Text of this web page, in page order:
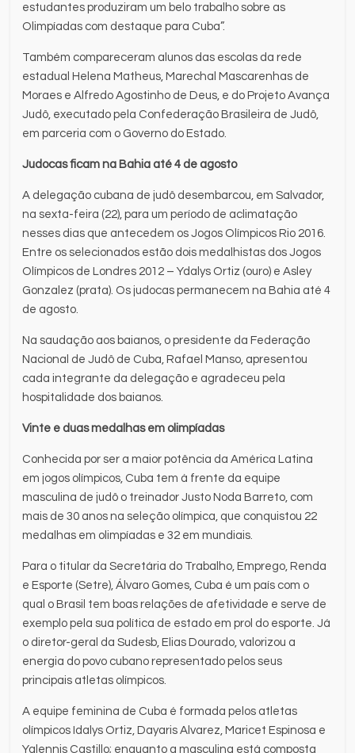
estudantes produziram um belo trabalho sobre as
Olimpíadas com destaque para Cuba”.
Também compareceram alunos das escolas da rede
estadual Helena Matheus, Marechal Mascarenhas de
Moraes e Alfredo Agostinho de Deus, e do Projeto Avança
Judô, executado pela Confederação Brasileira de Judô,
em parceria com o Governo do Estado.
Judocas ficam na Bahia até 4 de agosto
A delegação cubana de judô desembarcou, em Salvador,
na sexta-feira (22), para um período de aclimatação
nesses dias que antecedem os Jogos Olímpicos Rio 2016.
Entre os selecionados estão dois medalhistas dos Jogos
Olímpicos de Londres 2012 – Ydalys Ortiz (ouro) e Asley
Gonzalez (prata). Os judocas permanecem na Bahia até 4
de agosto.
Na saudação aos baianos, o presidente da Federação
Nacional de Judô de Cuba, Rafael Manso, apresentou
cada integrante da delegação e agradeceu pela
hospitalidade dos baianos.
Vinte e duas medalhas em olimpíadas
Conhecida por ser a maior potência da América Latina
em jogos olímpicos, Cuba tem à frente da equipe
masculina de judô o treinador Justo Noda Barreto, com
mais de 30 anos na seleção olímpica, que conquistou 22
medalhas em olimpíadas e 32 em mundiais.
Para o titular da Secretária do Trabalho, Emprego, Renda
e Esporte (Setre), Álvaro Gomes, Cuba é um país com o
qual o Brasil tem boas relações de afetividade e serve de
exemplo pela sua política de estado em prol do esporte. Já
o diretor-geral da Sudesb, Elias Dourado, valorizou a
energia do povo cubano representado pelos seus
principais atletas olímpicos.
A equipe feminina de Cuba é formada pelos atletas
olímpicos Idalys Ortiz, Dayaris Alvarez, Maricet Espinosa e
Yalennis Castillo; enquanto a masculina está composta